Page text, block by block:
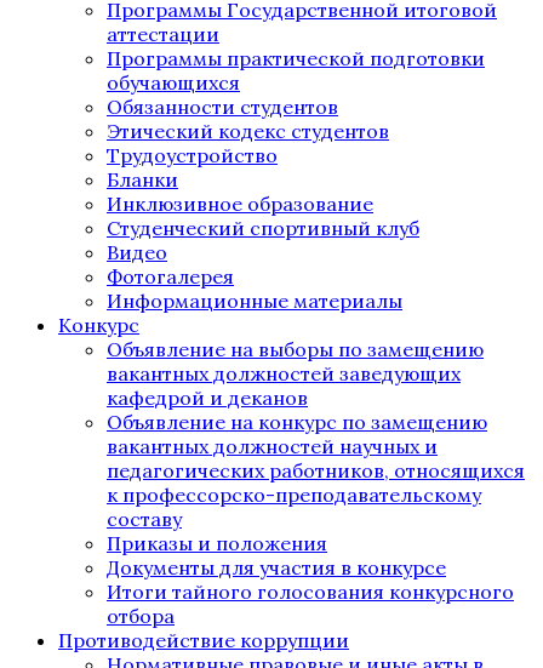
Программы Государственной итоговой
аттестации
Программы практической подготовки
обучающихся
Обязанности студентов
Этический кодекс студентов
Трудоустройство
Бланки
Инклюзивное образование
Студенческий спортивный клуб
Видео
Фотогалерея
Информационные материалы
Конкурс
Объявление на выборы по замещению
вакантных должностей заведующих
кафедрой и деканов
Объявление на конкурс по замещению
вакантных должностей научных и
педагогических работников, относящихся
к профессорско-преподавательскому
составу
Приказы и положения
Документы для участия в конкурсе
Итоги тайного голосования конкурсного
отбора
Противодействие коррупции